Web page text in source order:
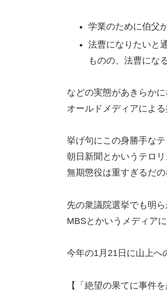
学業のために伯父
法曹になりたいと
ものの、法曹にな
などの実態があきらかに
オールドメディアによ
挙げ句にこの身勝手な
朝日新聞とかいうテロ
無期懲役は重すぎるだ
先の衆議院選挙でも明
MBSとかいうメディア
今年の1月21日に山上へ
【「絶望の果てに事件